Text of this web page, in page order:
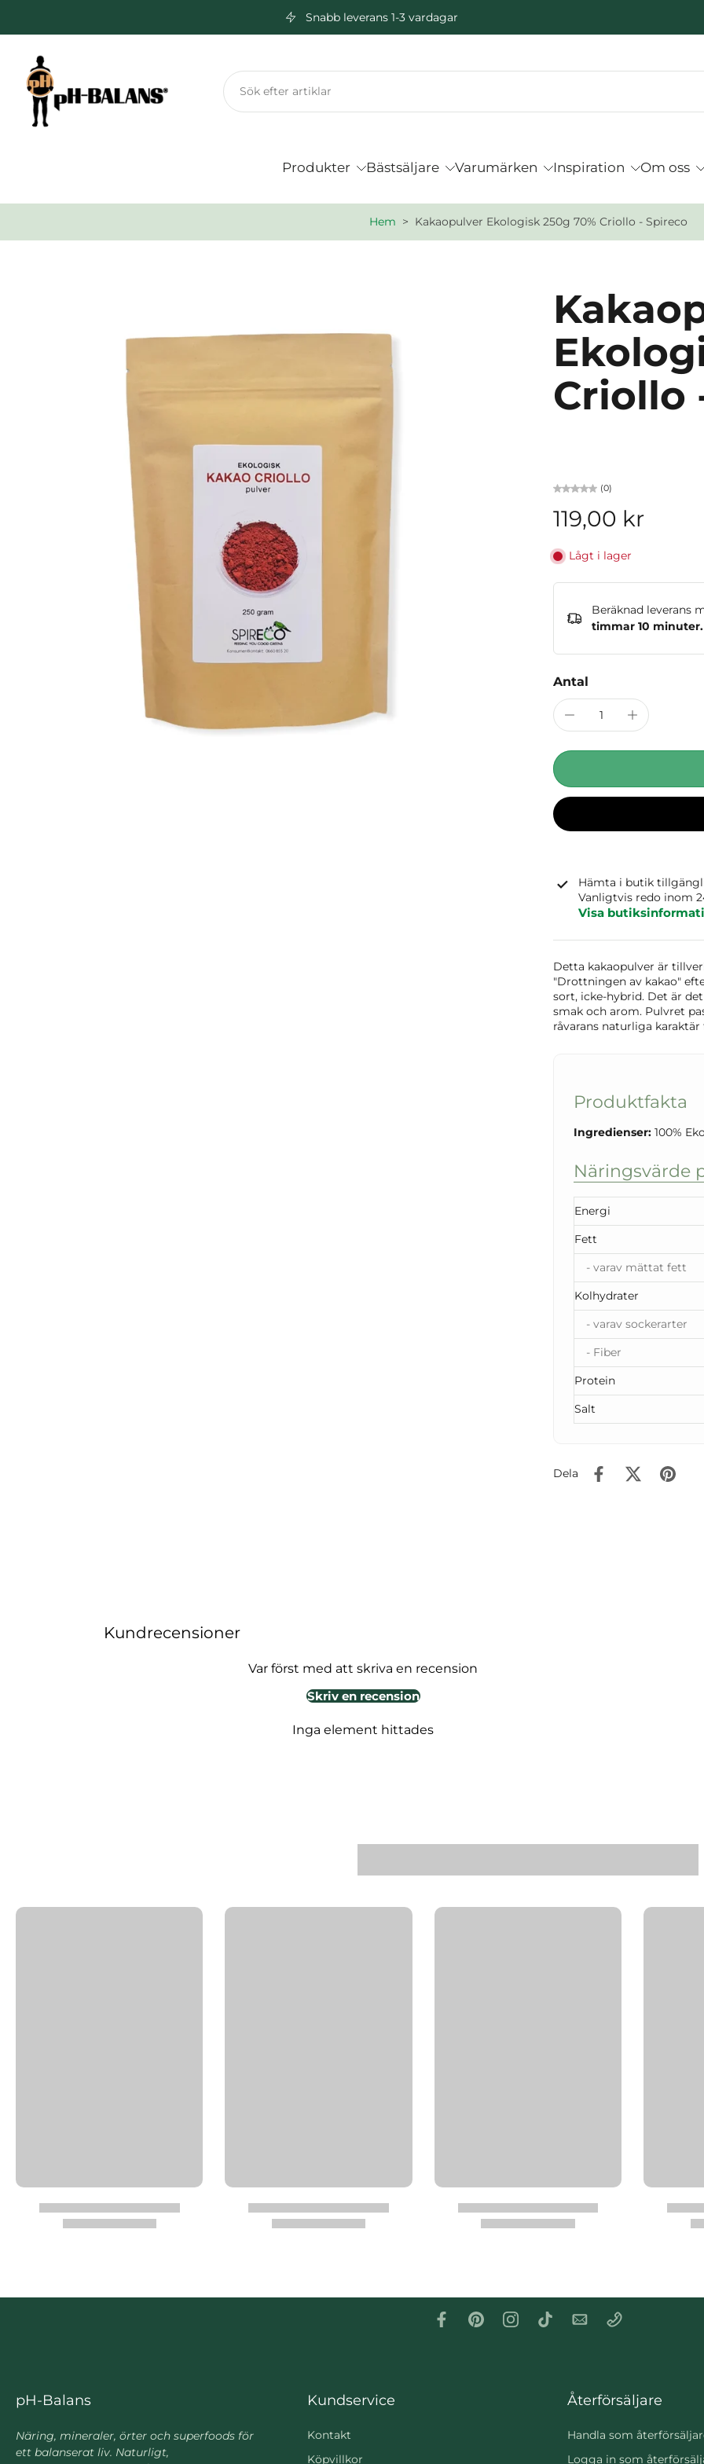
till
innehåll
Snabb leverans 1-3 vardagar
Produkter Bästsäljare Varumärken Inspiration Om oss
Hem > Kakaopulver Ekologisk 250g 70% Criollo - Spireco
produktinformation
Criollo
(0)
119,00 kr
Lågt i lager
Beräknad leverans
timmar 10 minuter.
Antal
Hämta i butik
Vanligtvis redo inom
Visa
Detta kakaopulver är
"Drottningen av kakao"
sort, icke-hybrid. Det är
smak och arom. Pulvret
råvarans naturliga karaktär
Produktfakta
Ingredienser: 100%
Näringsvärde
Energi
Fett
- varav mättat fett
Kolhydrater
- varav sockerarter
- Fiber
Protein
Salt
Dela
Kundrecensioner
Var först med att skriva en recension
Skriv en recension
Inga element hittades
pH-Balans
Näring, mineraler, örter och superfoods för
ett balanserat liv. Naturligt,
Kundservice
Kontakt
Köpvillkor
Återförsäljare
Handla som
Logga in som